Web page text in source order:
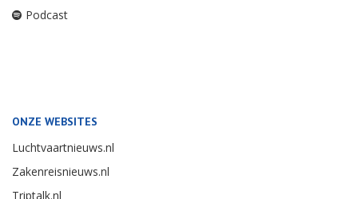
Podcast
ONZE WEBSITES
Luchtvaartnieuws.nl
Zakenreisnieuws.nl
Triptalk.nl